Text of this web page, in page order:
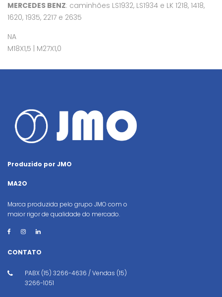
MERCEDES BENZ: caminhões LS1932, LS1934 e LK 1218, 1418,
1620, 1935, 2217 e 2635
NA
M18X1,5 | M27X1,0
Produzido por JMO
MA2O
Marca produzida pelo grupo JMO com o
maior rigor de qualidade do mercado.
CONTATO
PABX (15) 3266-4636 / Vendas (15)
3266-1051